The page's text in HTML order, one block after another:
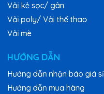
Vải kẻ sọc/ gân
Vải poly/ Vải thể thao
Vải mè
HƯỚNG DẪN
Hướng dẫn nhận báo giá sỉ
Hướng dẫn mua hàng